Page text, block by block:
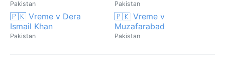
Pakistan Pakistan
🇵🇰 Vreme v Dera
Ismail Khan
Pakistan
🇵🇰 Vreme v
Muzafarabad
Pakistan